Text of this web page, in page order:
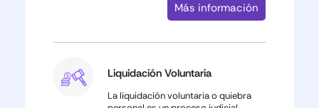
Más información
Liquidación Voluntaria
La liquidación voluntaria o quiebra